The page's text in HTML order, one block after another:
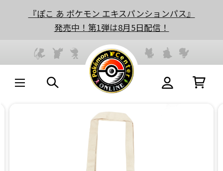
『ぽこ あ ポケモン エキスパンションパス』
発売中！第1弾は8月5日配信！